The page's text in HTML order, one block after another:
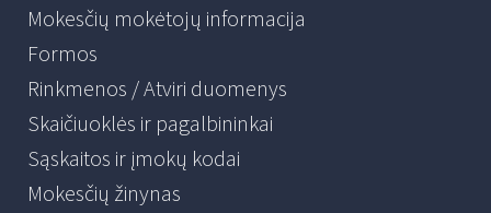
Mokesčių mokėtojų informacija
Formos
Rinkmenos / Atviri duomenys
Skaičiuoklės ir pagalbininkai
Sąskaitos ir įmokų kodai
Mokesčių žinynas